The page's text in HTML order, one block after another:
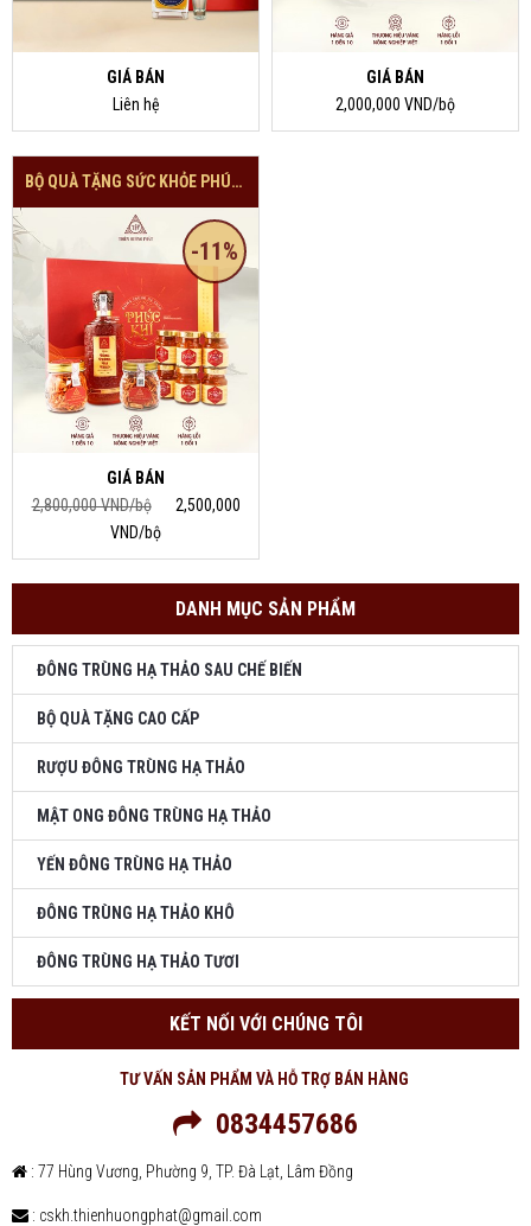
GIÁ BÁN
Liên hệ
GIÁ BÁN
2,000,000 VND/bộ
BỘ QUÀ TẶNG SỨC KHỎE PHÚC KHÍ-2 HŨ NẤM
-11%
GIÁ BÁN
2,800,000 VND/bộ
2,500,000
VND/bộ
DANH MỤC SẢN PHẨM
ĐÔNG TRÙNG HẠ THẢO SAU CHẾ BIẾN
BỘ QUÀ TẶNG CAO CẤP
RƯỢU ĐÔNG TRÙNG HẠ THẢO
MẬT ONG ĐÔNG TRÙNG HẠ THẢO
YẾN ĐÔNG TRÙNG HẠ THẢO
ĐÔNG TRÙNG HẠ THẢO KHÔ
ĐÔNG TRÙNG HẠ THẢO TƯƠI
KẾT NỐI VỚI CHÚNG TÔI
TƯ VẤN SẢN PHẨM VÀ HỖ TRỢ BÁN HÀNG
0834457686
: 77 Hùng Vương, Phường 9, TP. Đà Lạt, Lâm Đồng
: cskh.thienhuongphat@gmail.com